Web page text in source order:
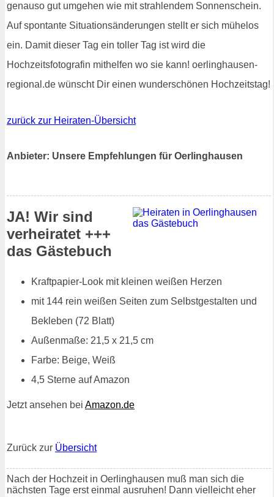
genauso gut umgehen wie mit strahlendem Sonnenschein.
Auf spontante Situationsänderungen stellt er sich mühelos
ein. Damit dieser Tag ein toller Tag ist wird die
Hochzeitsfotografin mithelfen wo sie kann! oerlinghausen-
regional.de wünscht Dir einen wunderschönen Hochzeitstag!
zurück zur Heiraten-Übersicht
Anbieter: Unsere Empfehlungen für Oerlinghausen
JA! Wir sind
verheiratet +++
das Gästebuch
Kraftpapier-Look mit kleinen weißen Herzen
mit 144 rein weißen Seiten zum Selbstgestalten und
Bekleben (72 Blatt)
Außenmaße: 21,5 x 21,5 cm
Farbe: Beige, Weiß
4,5 Sterne auf Amazon
Jetzt ansehen bei Amazon.de
Zurück zur Übersicht
Nach der Hochzeit in Oerlinghausen muß man sich die
nächsten Tage erst einmal ausruhen! Dann vielleicht eher